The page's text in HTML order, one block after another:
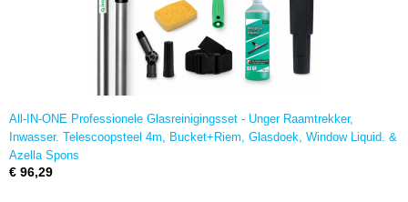
All-IN-ONE Professionele Glasreinigingsset - Unger Raamtrekker,
Inwasser. Telescoopsteel 4m, Bucket+Riem, Glasdoek, Window Liquid. &
Azella Spons
€ 96,29